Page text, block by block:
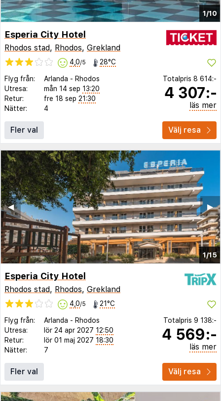
1/10
Esperia City Hotel
Rhodos stad, Rhodos, Grekland
4,0/5 28°C
Flyg från: Arlanda - Rhodos
Utresa:
mån 14 sep 13:20
Retur:
fre 18 sep 21:30
Nätter:
4
Totalpris 8 614:-
4 307:-
läs mer
Fler val Välj resa
1/15
▶︎
◀︎
Esperia City Hotel
Rhodos stad, Rhodos, Grekland
4,0/5 21°C
Flyg från: Arlanda - Rhodos
Utresa:
lör 24 apr 2027 12:50
Retur:
lör 01 maj 2027 18:30
Nätter:
7
Totalpris 9 138:-
4 569:-
läs mer
Fler val Välj resa